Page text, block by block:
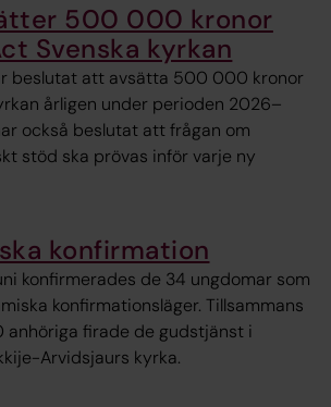
500 000 kronor
Svenska kyrkan
beslutat att avsätta 500 000 kronor
årligen under perioden 2026–
också beslutat att frågan om
stöd ska prövas inför varje ny
konfirmation
konfirmerades de 34 ungdomar som
konfirmationsläger. Tillsammans
anhöriga firade de gudstjänst i
Arvidsjaurs kyrka.